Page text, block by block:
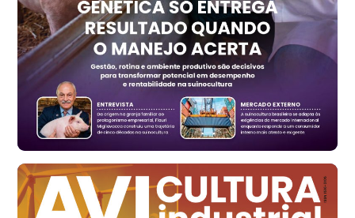
R$ 1.314,40
t
Ovo Vermelho - Regional
Vermelho
R$ 171,15
cx
Santa Maria do Jetibá (ES)
R$ 139,43
cx